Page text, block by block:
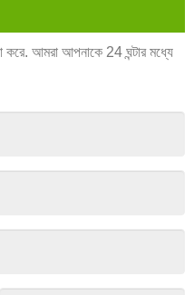
করে. আমরা আপনাকে 24 ঘন্টার মধ্যে